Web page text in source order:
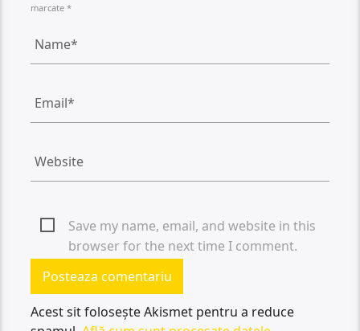
marcate *
Save my name, email, and website in this
browser for the next time I comment.
Acest sit folosește Akismet pentru a reduce